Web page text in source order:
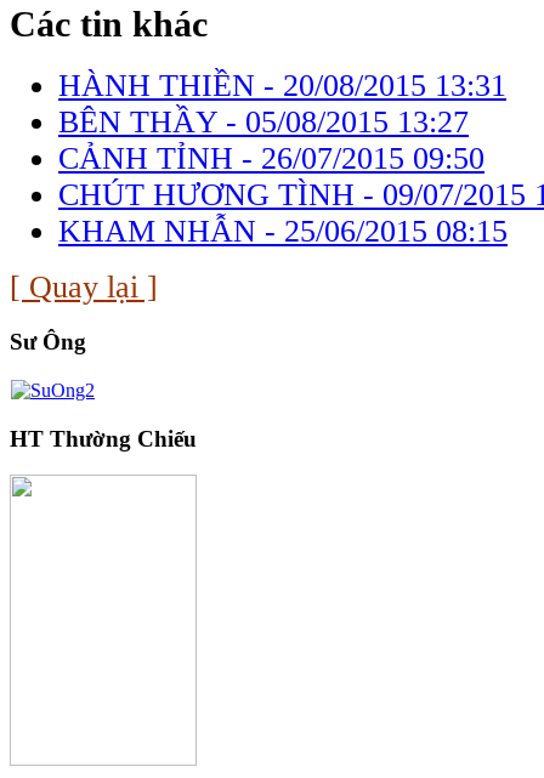
Các tin khác
HÀNH THIỀN - 20/08/2015 13:31
BÊN THẦY - 05/08/2015 13:27
CẢNH TỈNH - 26/07/2015 09:50
CHÚT HƯƠNG TÌNH - 09/07/2015
KHAM NHẪN - 25/06/2015 08:15
[ Quay lại ]
Sư Ông
HT Thường Chiếu